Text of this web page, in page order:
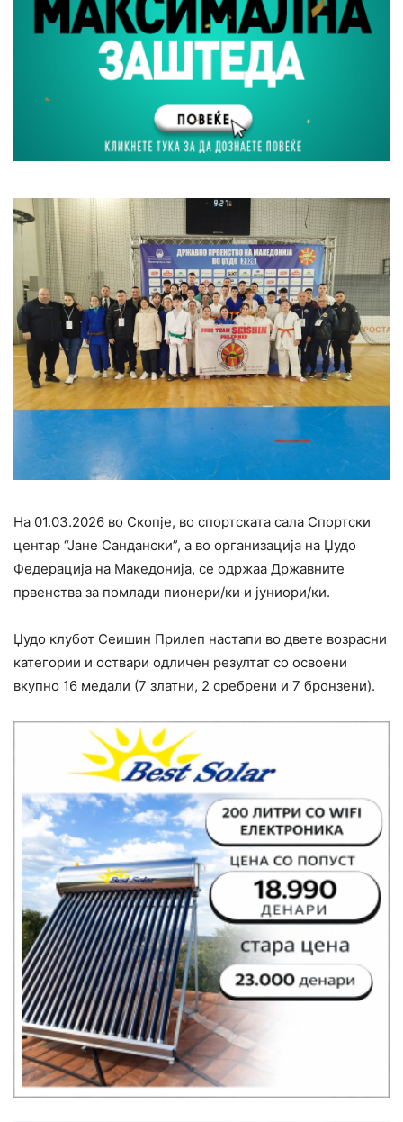
На 01.03.2026 во Скопје, во спортската сала Спортски
центар “Јане Сандански”, a во организација на Џудо
Федерација на Македонија, се одржаа Државните
првенства за помлади пионери/ки и јуниори/ки.
Џудо клубот Сеишин Прилеп настапи во двете возрасни
категории и оствари одличен резултат со освоени
вкупно 16 медали (7 златни, 2 сребрени и 7 бронзени).